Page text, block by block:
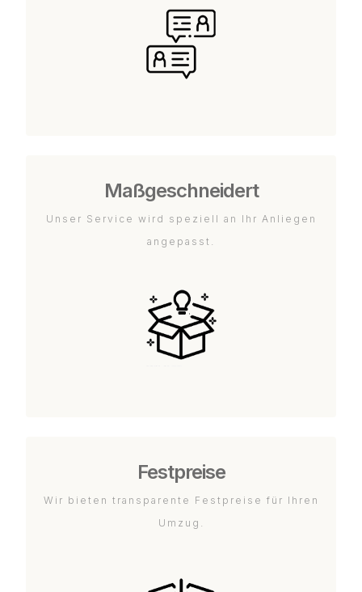
Maßgeschneidert
Unser Service wird speziell an Ihr Anliegen
angepasst.
Festpreise
Wir bieten transparente Festpreise für Ihren
Umzug.